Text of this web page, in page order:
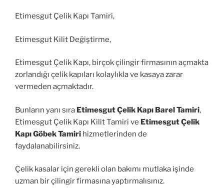
Etimesgut Çelik Kapı Tamiri,
Etimesgut Kilit Değiştirme,
Etimesgut Çelik Kapı, birçok çilingir firmasının açmakta
zorlandığı çelik kapıları kolaylıkla ve kasaya zarar
vermeden açmaktadır.
Bunların yanı sıra Etimesgut Çelik Kapı Barel Tamiri,
Etimesgut Çelik Kapı Kilit Tamiri ve Etimesgut Çelik
Kapı Göbek Tamiri hizmetlerinden de
faydalanabilirsiniz.
Çelik kasalar için gerekli olan bakımı mutlaka işinde
uzman bir çilingir firmasına yaptırmalısınız.